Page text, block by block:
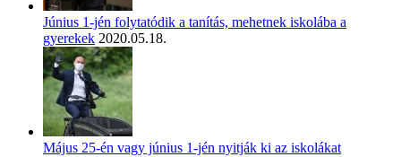
Június 1-jén folytatódik a tanítás, mehetnek iskolába a
gyerekek 2020.05.18.
Május 25-én vagy június 1-jén nyitják ki az iskolákat